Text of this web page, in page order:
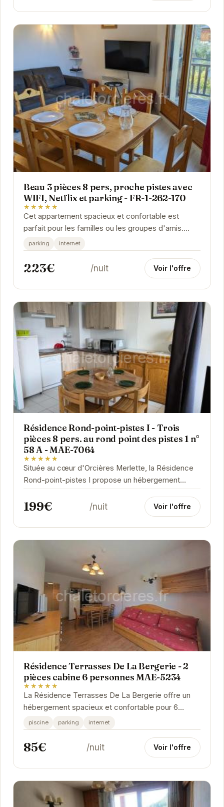
Beau 3 pièces 8 pers, proche pistes avec
WIFI, Netflix et parking - FR-1-262-170
★★★★★
Cet appartement spacieux et confortable est
parfait pour les familles ou les groupes d'amis.
Situé à proximité des pistes de ski, il offre un...
parking internet
223€ /nuit Voir l'offre
Résidence Rond-point-pistes I - Trois
pièces 8 pers. au rond point des pistes 1 n°
58 A - MAE-7064
★★★★★
Située au cœur d'Orcières Merlette, la Résidence
Rond-point-pistes I propose un hébergement
confortable et spacieux pour 8 personnes. Idéal...
199€ /nuit Voir l'offre
Résidence Terrasses De La Bergerie - 2
pièces cabine 6 personnes MAE-5234
★★★★★
La Résidence Terrasses De La Bergerie offre un
hébergement spacieux et confortable pour 6
personnes. Située dans la charmante station
d'Orcières...
piscine parking internet
85€ /nuit Voir l'offre